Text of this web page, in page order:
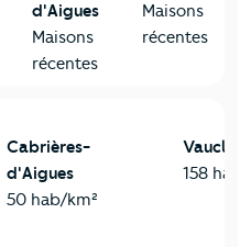
d'Aigues
Maisons
récentes
Maisons
récentes
Cabrières-
d'Aigues
50 hab/km²
Vaucluse
158